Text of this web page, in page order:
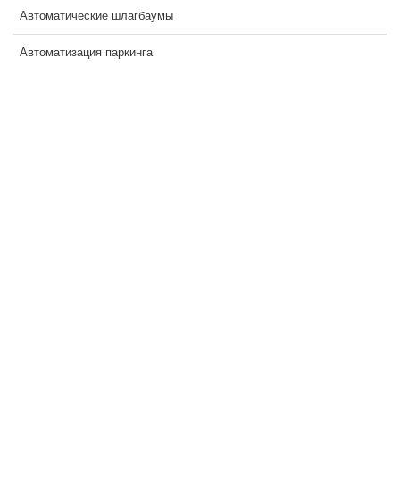
Автоматические шлагбаумы
Автоматизация паркинга